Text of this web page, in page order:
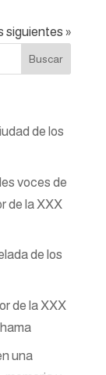
siguientes »
de los
voces de
de la XXX
de los
de la XXX
una